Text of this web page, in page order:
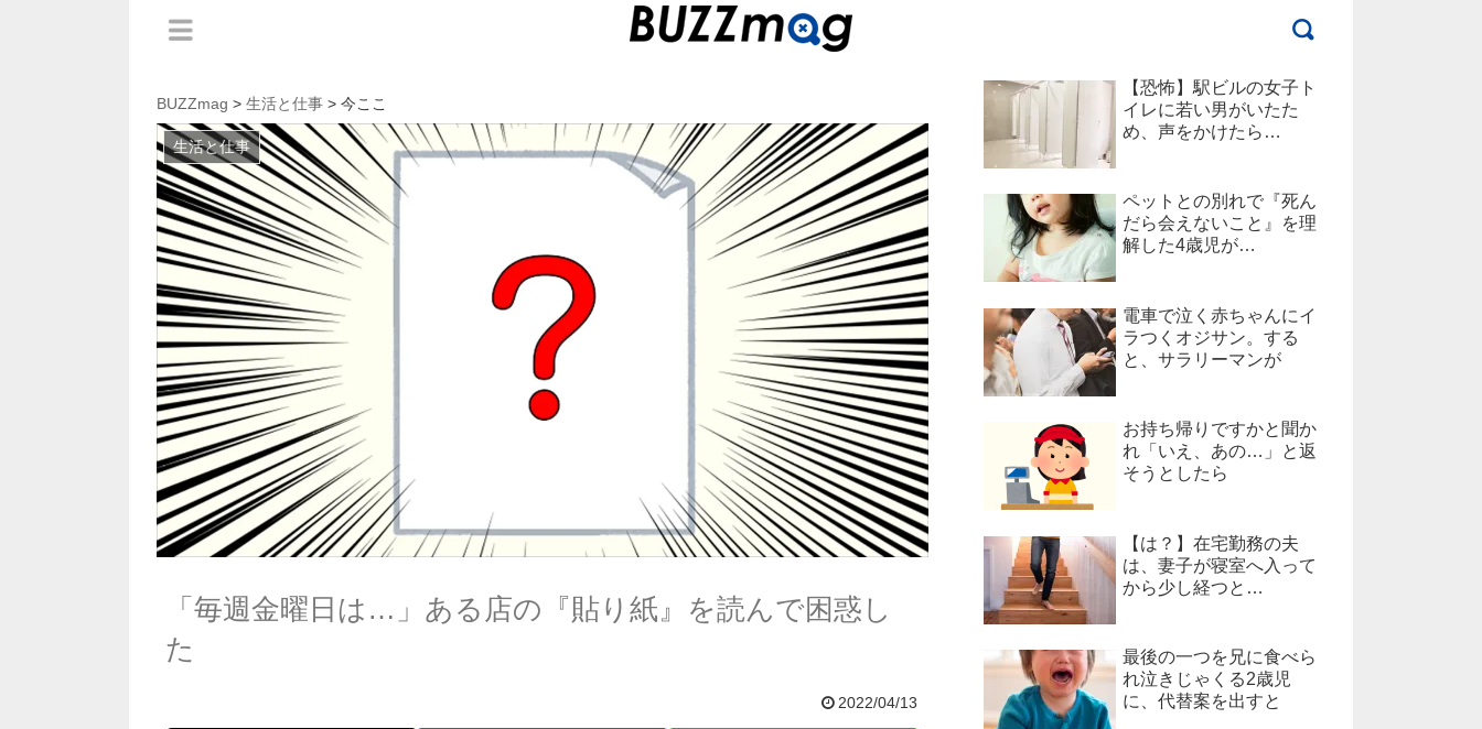
BUZZmag > 生活と仕事 > 今ここ
生活と仕事
「毎週金曜日は…」ある店の『貼り紙』を読んで困惑し
た
2022/04/13
【恐怖】駅ビルの女子ト
イレに若い男がいたた
め、声をかけたら…
ペットとの別れで『死ん
だら会えないこと』を理
解した4歳児が…
電車で泣く赤ちゃんにイ
ラつくオジサン。する
と、サラリーマンが
お持ち帰りですかと聞か
れ「いえ、あの…」と返
そうとしたら
【は？】在宅勤務の夫
は、妻子が寝室へ入って
から少し経つと…
最後の一つを兄に食べら
れ泣きじゃくる2歳児
に、代替案を出すと